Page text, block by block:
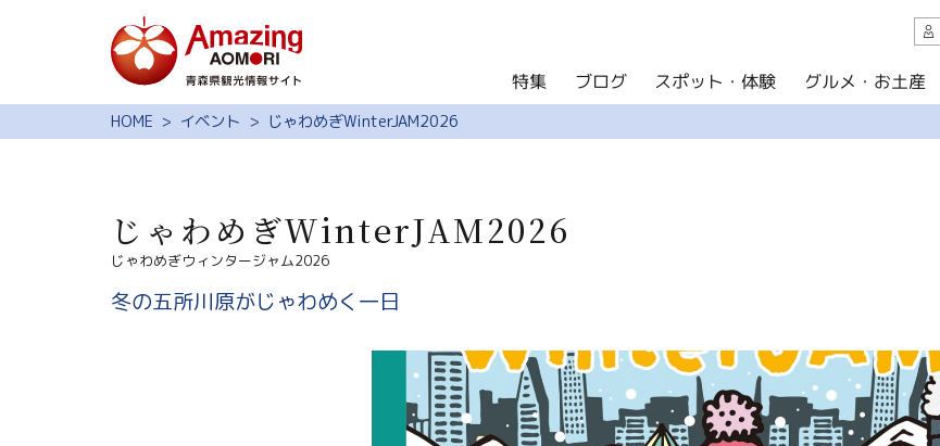
特集
ブログ
スポット・体験
グルメ・お土産
旅の予約
観光ガイド
サイト内検索
共有
行きたいリスト
写真ライブラリー
動画ライブラリー
パンフレットダウンロード
HOME イベント じゃわめぎWinterJAM2026
じゃわめぎWinterJAM2026
じゃわめぎウィンタージャム2026
冬の五所川原がじゃわめく一日
特集 ブログ スポット・体験 グルメ・お土産